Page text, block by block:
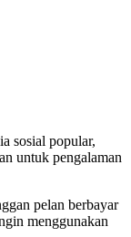
sosial popular,
untuk pengalaman
pelan berbayar
menggunakan